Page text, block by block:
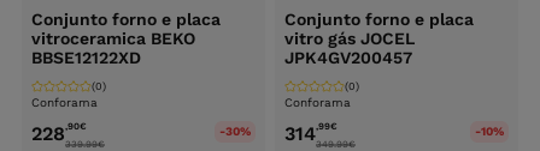
Conjunto forno e placa
vitroceramica BEKO
BBSE12122XD
Conforama
(0)
228,90€
339.99€
-30%
Conjunto forno e placa
vitro gás JOCEL
JPK4GV200457
Conforama
(0)
314,99€
349.99€
-10%